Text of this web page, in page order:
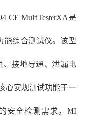
CE MultiTesterXA是
能综合测试仪。该型
、接地导通、泄漏电
心安规测试功能于一
安全检测需求。MI